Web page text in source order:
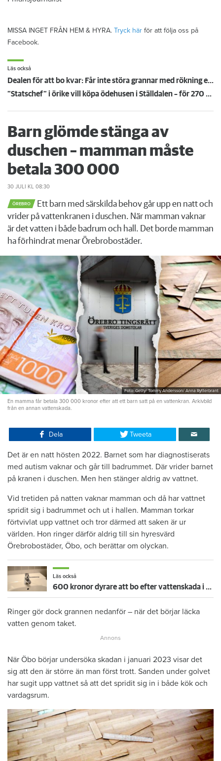
MISSA INGET FRÅN HEM & HYRA. Tryck här för att följa oss på
Facebook.
Läs också
Dealen för att bo kvar: Får inte störa grannar med rökning eller utsätta dem för brandfara
”Statschef” i örike vill köpa ödehusen i Ställdalen – för 270 miljoner: Ska återställas i toppskick
Barn glömde stänga av
duschen – mamman måste
betala 300 000
30 JULI KL 08:30
ÖREBRO
Ett barn med särskilda behov går upp en natt och
vrider på vattenkranen i duschen. När mamman vaknar
är det vatten i både badrum och hall. Det borde mamman
ha förhindrat menar Örebrobostäder.
Foto: Getty/ Tommy Andersson/ Anna Rytterbrant
En mamma får betala 300 000 kronor efter att ett barn satt på en vattenkran. Arkivbild
från en annan vattenskada.
Dela Tweeta
Det är en natt hösten 2022. Barnet som har diagnostiserats
med autism vaknar och går till badrummet. Där vrider barnet
på kranen i duschen. Men hen stänger aldrig av vattnet.
Vid tretiden på natten vaknar mamman och då har vattnet
spridit sig i badrummet och ut i hallen. Mamman torkar
förtvivlat upp vattnet och tror därmed att saken är ur
världen. Hon ringer därför aldrig till sin hyresvärd
Örebrobostäder, Öbo, och berättar om olyckan.
Läs också
600 kronor dyrare att bo efter vattenskada i Varberg
Ringer gör dock grannen nedanför – när det börjar läcka
vatten genom taket.
När Öbo börjar undersöka skadan i januari 2023 visar det
sig att den är större än man först trott. Sanden under golvet
har sugit upp vattnet så att det spridit sig in i både kök och
vardagsrum.